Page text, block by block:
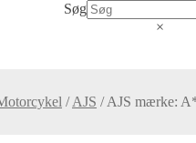
Søg
×
/AJS /AJS mærke: